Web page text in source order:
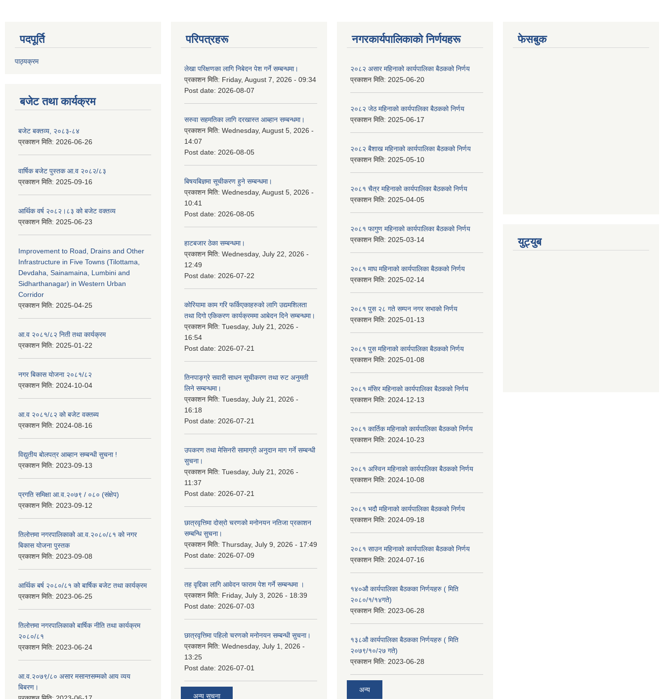
पदपूर्ति
पाठ्यक्रम
बजेट तथा कार्यक्रम
बजेट बक्तव्य, २०८३-८४
प्रकाशन मिति: 2026-06-26
वार्षिक बजेट पुस्तक आ.व २०८२/८३
प्रकाशन मिति: 2025-09-16
आर्थिक वर्ष २०८२।८३ को बजेट वक्तव्य
प्रकाशन मिति: 2025-06-23
Improvement to Road, Drains and Other
Infrastructure in Five Towns (Tilottama,
Devdaha, Sainamaina, Lumbini and
Sidharthanagar) in Western Urban
Corridor
प्रकाशन मिति: 2025-04-25
आ.व २०८१/८२ निती तथा कार्यक्रम
प्रकाशन मिति: 2025-01-22
नगर बिकास योजना २०८१/८२
प्रकाशन मिति: 2024-10-04
आ.व २०८१/८२ को बजेट वक्तब्य
प्रकाशन मिति: 2024-08-16
विद्युतीय बोलपत्र आब्हान सम्बन्धी सुचना !
प्रकाशन मिति: 2023-09-13
प्रगति समिक्षा आ.व.२०७९ / ०८० (संक्षेप)
प्रकाशन मिति: 2023-09-12
तिलोत्तमा नगरपालिकाको आ.व.२०८०/८१ को नगर
बिकास योजना पुस्तक
प्रकाशन मिति: 2023-09-08
आर्थिक बर्ष २०८०/८१ को बार्षिक बजेट तथा कार्यक्रम
प्रकाशन मिति: 2023-06-25
तिलोत्तमा नगरपालिकाको बार्षिक नीति तथा कार्यक्रम
२०८०/८१
प्रकाशन मिति: 2023-06-24
आ.व.२०७९/८० असार मसान्तसम्मको आय व्यय
बिबरण।
परिपत्रहरू
लेखा परिक्षणका लागि निबेदन पेश गर्ने सम्बन्धमा।
प्रकाशन मिति: Friday, August 7, 2026 - 09:34
Post date: 2026-08-07
सरुवा सहमतिका लागि दरखास्त आब्हान सम्बन्धमा।
प्रकाशन मिति: Wednesday, August 5, 2026 -
14:07
Post date: 2026-08-05
बिषयबिज्ञमा सूचीकरण हुने सम्बन्धमा।
प्रकाशन मिति: Wednesday, August 5, 2026 -
10:41
Post date: 2026-08-05
हाटबजार ठेका सम्बन्धमा।
प्रकाशन मिति: Wednesday, July 22, 2026 -
12:49
Post date: 2026-07-22
कोरियामा काम गरि फर्किएकाहरुको लागि उद्यमशिलता
तथा दिगो एकिकरण कार्यक्रममा आबेदन दिने सम्बन्धमा।
प्रकाशन मिति: Tuesday, July 21, 2026 -
16:54
Post date: 2026-07-21
तिनपाङ्ग्रे सवारी साधन सूचीकरण तथा रुट अनुमती
लिने सम्बन्धमा।
प्रकाशन मिति: Tuesday, July 21, 2026 -
16:18
Post date: 2026-07-21
उपकरण तथा मेसिनरी सामाग्री अनुदान माग गर्ने सम्बन्धी
सुचना।
प्रकाशन मिति: Tuesday, July 21, 2026 -
11:37
Post date: 2026-07-21
छात्रवृत्तिमा दोस्रो चरणको मनोनयन नतिजा प्रकाशन
सम्बन्धि सुचना।
प्रकाशन मिति: Thursday, July 9, 2026 - 17:49
Post date: 2026-07-09
तह वृद्दिका लागि आवेदन फाराम पेश गर्ने सम्बन्धमा ।
प्रकाशन मिति: Friday, July 3, 2026 - 18:39
Post date: 2026-07-03
छात्रवृत्तिमा पहिलो चरणको मनोनयन सम्बन्धी सुचना।
प्रकाशन मिति: Wednesday, July 1, 2026 -
13:25
Post date: 2026-07-01
अन्य सूचना
नगरकार्यपालिकाकाे निर्णयहरू
२०८२ असार महिनाको कार्यपालिका बैठकको निर्णय
प्रकाशन मिति: 2025-06-20
२०८२ जेठ महिनाको कार्यपालिका बैठकको निर्णय
प्रकाशन मिति: 2025-06-17
२०८२ बैशाख महिनाको कार्यपालिका बैठकको निर्णय
प्रकाशन मिति: 2025-05-10
२०८१ चैत्र महिनाको कार्यपालिका बैठकको निर्णय
प्रकाशन मिति: 2025-04-05
२०८१ फागुण महिनाको कार्यपालिका बैठकको निर्णय
प्रकाशन मिति: 2025-03-14
२०८१ माघ महिनाको कार्यपालिका बैठकको निर्णय
प्रकाशन मिति: 2025-02-14
२०८१ पुस २८ गते सम्प‍न नगर सभाको निर्णय
प्रकाशन मिति: 2025-01-13
२०८१ पुस महिनाको कार्यपालिका बैठकको निर्णय
प्रकाशन मिति: 2025-01-08
२०८१ मंसिर महिनाको कार्यपालिका बैठकको निर्णय
प्रकाशन मिति: 2024-12-13
२०८१ कार्तिक महिनाको कार्यपालिका बैठकको निर्णय
प्रकाशन मिति: 2024-10-23
२०८१ अस्विन महिनाको कार्यपालिका बैठकको निर्णय
प्रकाशन मिति: 2024-10-08
२०८१ भदौ महिनाको कार्यपालिका बैठकको निर्णय
प्रकाशन मिति: 2024-09-18
२०८१ साउन महिनाको कार्यपालिका बैठकको निर्णय
प्रकाशन मिति: 2024-07-16
१४०औ कार्यपालिका बैठकका निर्णयहरु ( मिति
२०८०/१/१४गते)
प्रकाशन मिति: 2023-06-28
१३८औ कार्यपालिका बैठकका निर्णयहरु ( मिति
२०७९/१०/२७ गते)
प्रकाशन मिति: 2023-06-28
अन्य
फेसबुक
युट्युब